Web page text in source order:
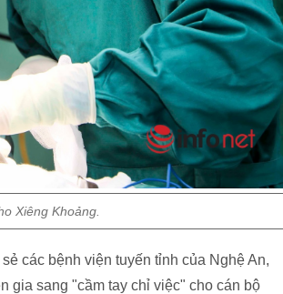
Xiêng Khoảng.
các bệnh viện tuyến tỉnh của Nghệ An,
gia sang "cầm tay chỉ việc" cho cán bộ